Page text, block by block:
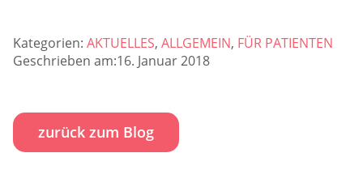
Kategorien: AKTUELLES, ALLGEMEIN, FÜR PATIENTEN
Geschrieben am:16. Januar 2018
zurück zum Blog